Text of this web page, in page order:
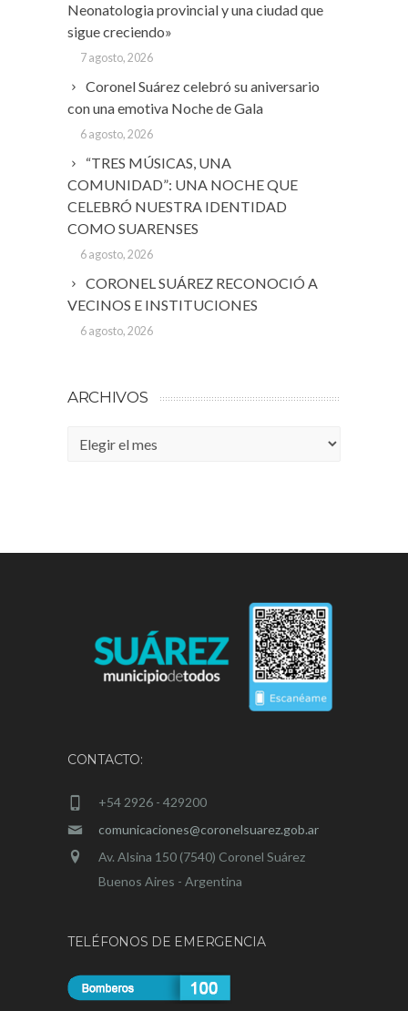
Neonatologia provincial y una ciudad que
sigue creciendo»
7 agosto, 2026
Coronel Suárez celebró su aniversario
con una emotiva Noche de Gala
6 agosto, 2026
“TRES MÚSICAS, UNA
COMUNIDAD”: UNA NOCHE QUE
CELEBRÓ NUESTRA IDENTIDAD
COMO SUARENSES
6 agosto, 2026
CORONEL SUÁREZ RECONOCIÓ A
VECINOS E INSTITUCIONES
6 agosto, 2026
ARCHIVOS
Archivos
CONTACTO:
+54 2926 - 429200
comunicaciones@coronelsuarez.gob.ar
Av. Alsina 150 (7540) Coronel Suárez
Buenos Aires - Argentina
TELÉFONOS DE EMERGENCIA